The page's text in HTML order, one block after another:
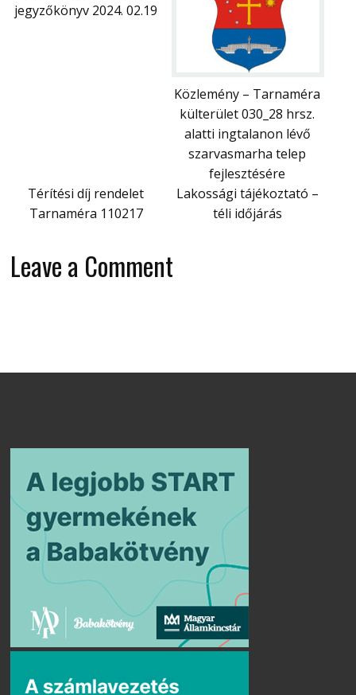
jegyzőkönyv 2024. 02.19
Közlemény – Tarnaméra
külterület 030_28 hrsz.
alatti ingtalanon lévő
szarvasmarha telep
fejlesztésére
Térítési díj rendelet
Tarnaméra 110217
Lakossági tájékoztató –
téli időjárás
Leave a Comment